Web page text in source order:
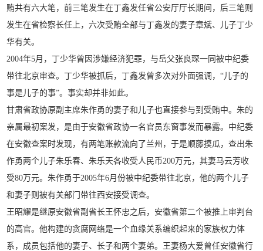
贿共有六大笔，前三笔发生在丁鑫发任省公安厅厅长期间，后三笔则
发生在省检察长任上，六次受贿全部与丁鑫发的妻子章斌、儿子丁少
华有关。
2004年5月，丁少华曾因涉嫌经济犯罪，与岳父张良琛一同被中纪委
带往北京审查。丁少华被抓后，丁鑫发曾多次对外面强调，“儿子的
事是儿子的事”。事实却并非如此。
甘肃省政协原副主席朱作勇的妻子和儿子也直接参与到受贿中。朱的
亲属最初案发，是由于安徽省政协一名官员东窗事发而暴露。中纪委
在安徽查案时发现，有两笔账款流向了兰州，于是顺藤摸瓜，查出朱
作勇两个儿子朱乐春、朱乐天各收受人民币200万元，其妻马云芳收
受80万元。朱作勇于2005年6月份被中纪委带往北京，他的两个儿子
和妻子则被有关部门带往西安接受调查。
王昭耀是继原安徽省副省长王怀忠之后，安徽省第二个被推上审判台
的高官。他构建的贪腐网络是一个血缘关系编织起来的家族权力体
系，成员包括他的妻子、长子和两个妻弟。王妻杨大爱曾任安徽省行